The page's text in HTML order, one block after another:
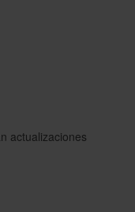
actualizaciones